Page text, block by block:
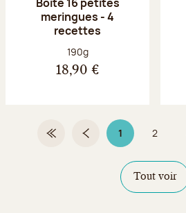
meringues - 4
recettes
Poids net :
190g
18,90 €
Première pagePage précédente
1Page 1 sur 9
Page
2
Tout voir